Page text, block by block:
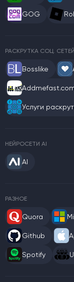
GOG
РАСКРУТКА СОЦ. СЕТЕЙ
Bosslike
Услуги
НЕЙРОСЕТИ AI
AI
РАЗНОЕ
Quora
Github
Spotify